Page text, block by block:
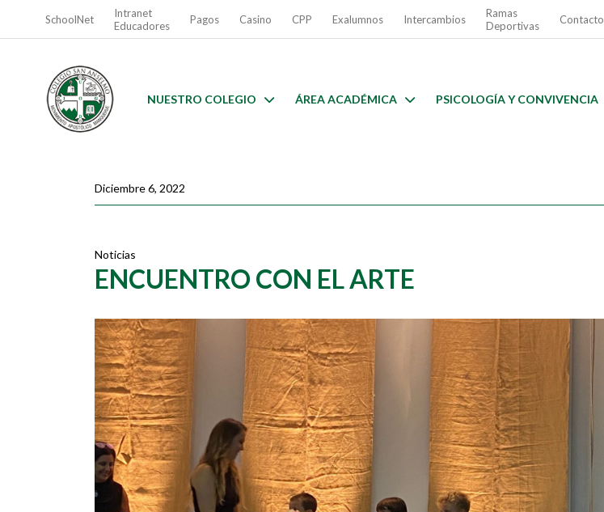
SchoolNet
Intranet
Educadores
Pagos Casino CPP Exalumnos Intercambios
Ramas
Deportivas
Contacto
NUESTRO COLEGIO ÁREA ACADÉMICA PSICOLOGÍA Y CONVIVENCIA
Diciembre 6, 2022
Noticias
ENCUENTRO CON EL ARTE